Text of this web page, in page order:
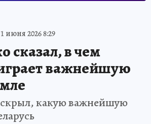
1 июня 2026 8:29
сказал, в чем
важнейшую
какую важнейшую